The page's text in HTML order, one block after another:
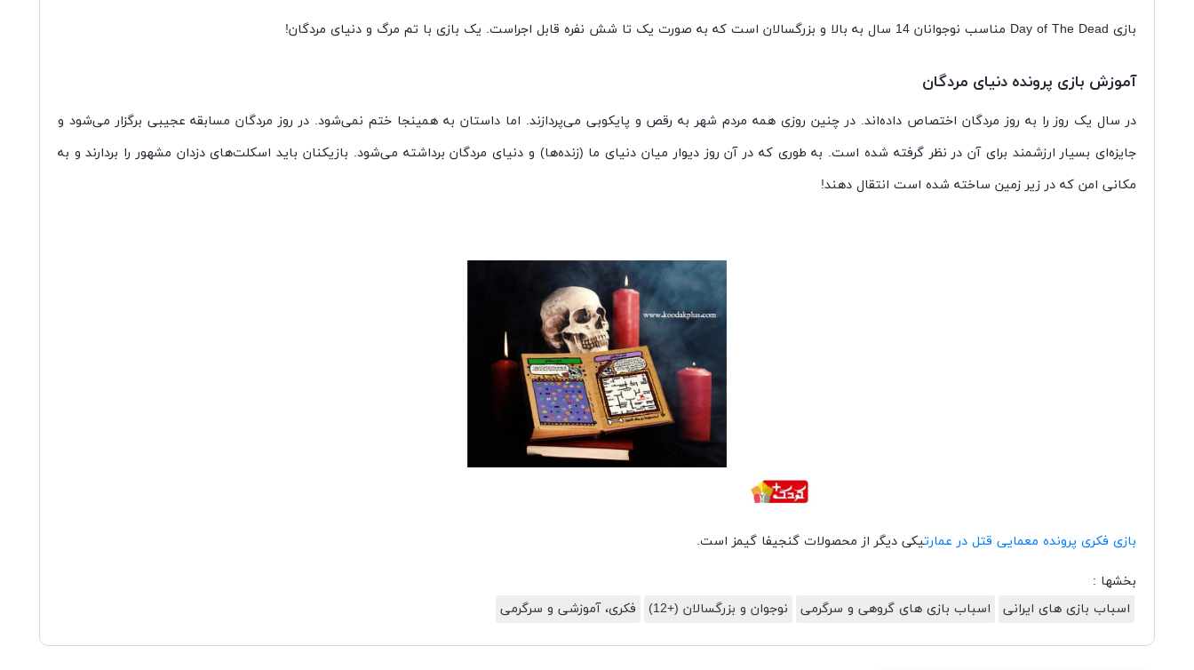
بازی Day of The Dead مناسب نوجوانان 14 سال به بالا و بزرگسالان است که به صورت یک تا شش نفره قابل اجراست. یک بازی با تم مرگ و دنیای مردگان!
آموزش بازی پرونده دنیای مردگان
در سال یک روز را به روز مردگان اختصاص داده‌‌اند. در چنین روزی همه مردم شهر به رقص و پایکوبی می‌پردازند. اما داستان به همینجا ختم نمی‌‌شود. در روز مردگان مسابقه عجیبی برگزار می‌شود و
جایزه‌ای بسیار ارزشمند برای آن در نظر گرفته شده است. به طوری که در آن روز دیوار میان دنیای ما (زنده‌ها) و دنیای مردگان برداشته می‌شود. بازیکنان باید اسکلت‌های دزدان مشهور را بردارند و به
مکانی امن که در زیر زمین ساخته شده است انتقال دهند!
بازی فکری پرونده معمایی قتل در عمارتیکی دیگر از محصولات گنجیفا گیمز است.
بخشها :
اسباب بازی های ایرانی
اسباب بازی های گروهی و سرگرمی نوجوان و بزرگسالان (+12) فکری، آموزشی و سرگرمی